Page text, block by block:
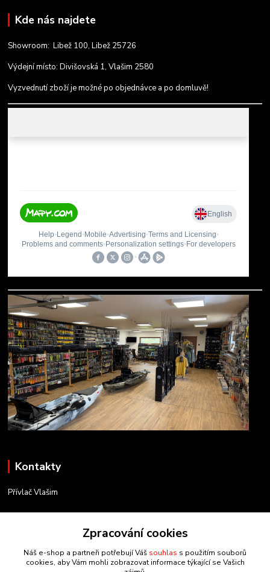
Kde nás najdete
Showroom: Libež 100, Libež 25726
Výdejní místo: Divišovská 1, Vlašim 2580
Vyzvednutí zboží je možné po objednávce a po domluvě!
Kontakty
Přívlač Vlašim
734 754 584
info@privlacvlasim.cz
Zpracování cookies
Náš e-shop a partneři potřebují Váš souhlas s použitím souborů
cookies, aby Vám mohli zobrazovat informace týkající se Vašich